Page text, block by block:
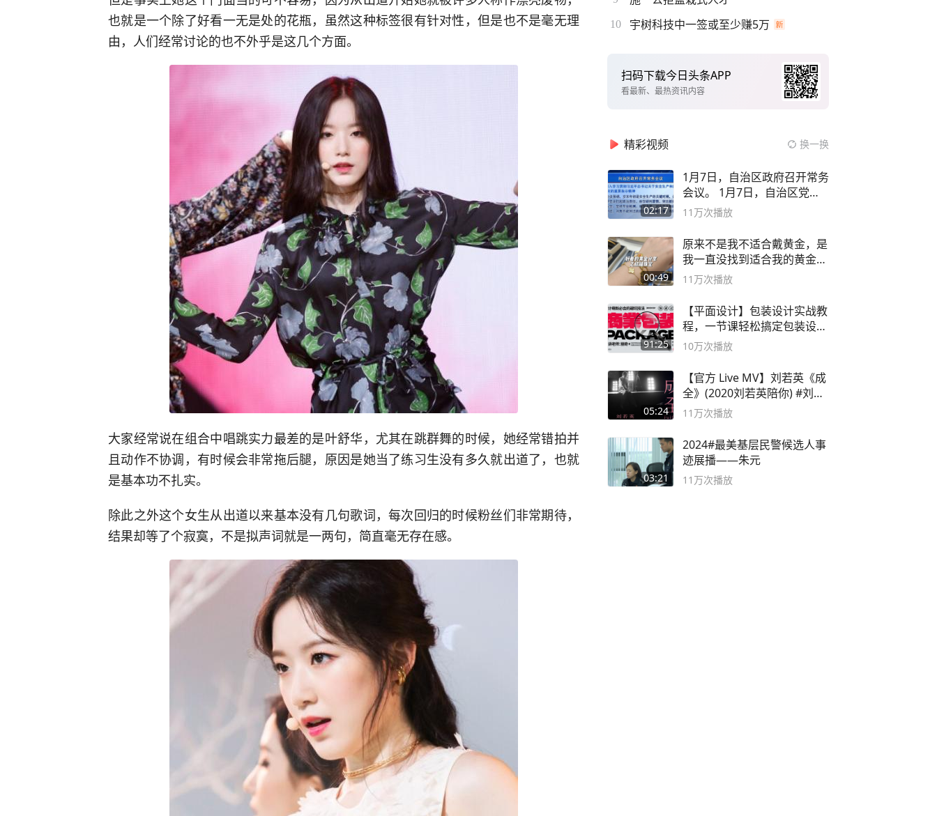
也就是一个除了好看一无是处的花瓶，虽然这种标签很有针对性，但是也不是毫无理
由，人们经常讨论的也不外乎是这几个方面。
大家经常说在组合中唱跳实力最差的是叶舒华，尤其在跳群舞的时候，她经常错拍并
且动作不协调，有时候会非常拖后腿，原因是她当了练习生没有多久就出道了，也就
是基本功不扎实。
除此之外这个女生从出道以来基本没有几句歌词，每次回归的时候粉丝们非常期待，
结果却等了个寂寞，不是拟声词就是一两句，简直毫无存在感。
10 宇树科技中一签或至少赚5万
扫码下载今日头条APP
看最新、最热资讯内容
精彩视频 换一换
02:17
1月7日，自治区政府召开常务
会议。 1月7日，自治区党委
副书记
11万次播放
00:49
原来不是我不适合戴黄金，是
我一直没找到适合我的黄金
😭
11万次播放
91:25
【平面设计】包装设计实战教
程，一节课轻松搞定包装设计
流程！
10万次播放
05:24
【官方 Live MV】刘若英《成
全》(2020刘若英陪你) #刘若
英 #成全
11万次播放
03:21
2024#最美基层民警候选人事
迹展播——朱元
11万次播放